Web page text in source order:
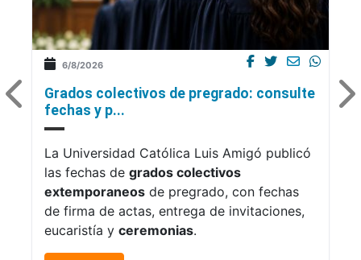
6/8/2026
Grados colectivos de pregrado: consulte
fechas y p...
La Universidad Católica Luis Amigó publicó
las fechas de grados colectivos
extemporaneos de pregrado, con fechas
de firma de actas, entrega de invitaciones,
eucaristía y ceremonias.